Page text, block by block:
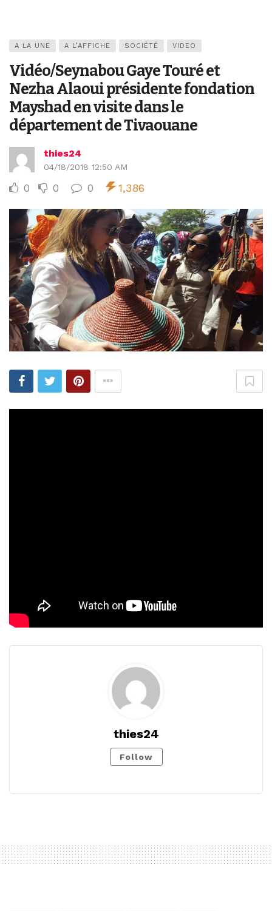
A LA UNE A L’AFFICHE SOCIÉTÉ VIDEO
Vidéo/Seynabou Gaye Touré et
Nezha Alaoui présidente fondation
Mayshad en visite dans le
département de Tivaouane
thies24
04/18/2018 12:50 AM
0 0 0 1,386
thies24
Follow